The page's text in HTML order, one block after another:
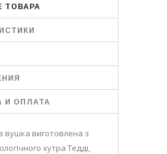
ТОВАРА
И ОПЛАТА
вушка виготовлена з
хутра Тедді,